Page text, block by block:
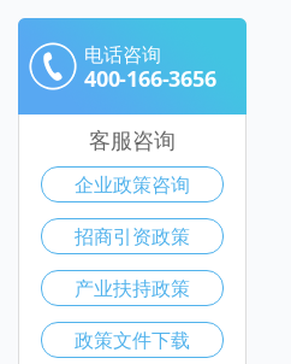
电话咨询
400-166-3656
客服咨询
企业政策咨询
招商引资政策
产业扶持政策
政策文件下载